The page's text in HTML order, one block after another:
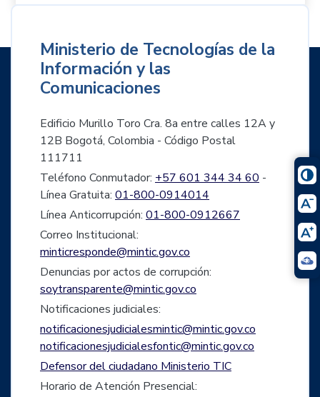
Ministerio de Tecnologías de la
Información y las
Comunicaciones
Edificio Murillo Toro Cra. 8a entre calles 12A y
12B Bogotá, Colombia - Código Postal
111711
Teléfono Conmutador: +57 601 344 34 60 -
Línea Gratuita: 01-800-0914014
Línea Anticorrupción: 01-800-0912667
Correo Institucional:
minticresponde@mintic.gov.co
Denuncias por actos de corrupción:
soytransparente@mintic.gov.co
Notificaciones judiciales:
notificacionesjudicialesmintic@mintic.gov.co
notificacionesjudicialesfontic@mintic.gov.co
Defensor del ciudadano Ministerio TIC
Horario de Atención Presencial: